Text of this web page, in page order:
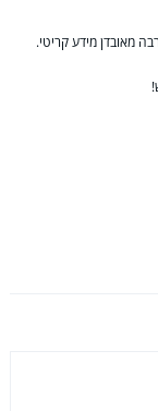
מאובדן מידע קריטי.